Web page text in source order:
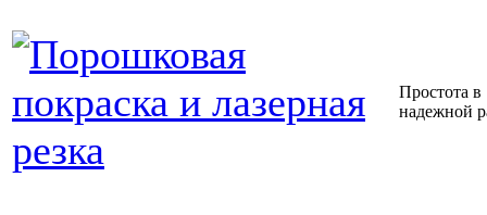
Простота
надежной